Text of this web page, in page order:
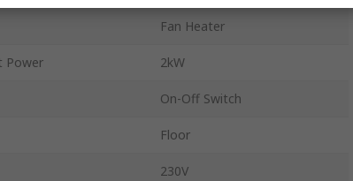
Fan Heater
Power 2kW
On-Off Switch
Floor
230V